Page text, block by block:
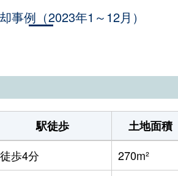
事例（2023年1～12月）
駅徒歩 土地面積
徒歩4分 270m²